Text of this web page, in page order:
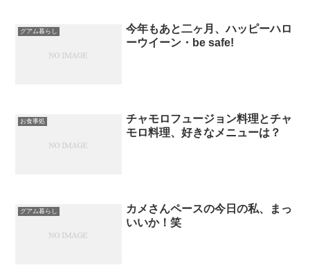
グアム暮らし
今年もあと二ヶ月、ハッピーハロ
ーウイーン・be safe!
お食事処
チャモロフュージョン料理とチャ
モロ料理、好きなメニューは？
グアム暮らし
カメさんペースの今日の私、まっ
いいか！笑